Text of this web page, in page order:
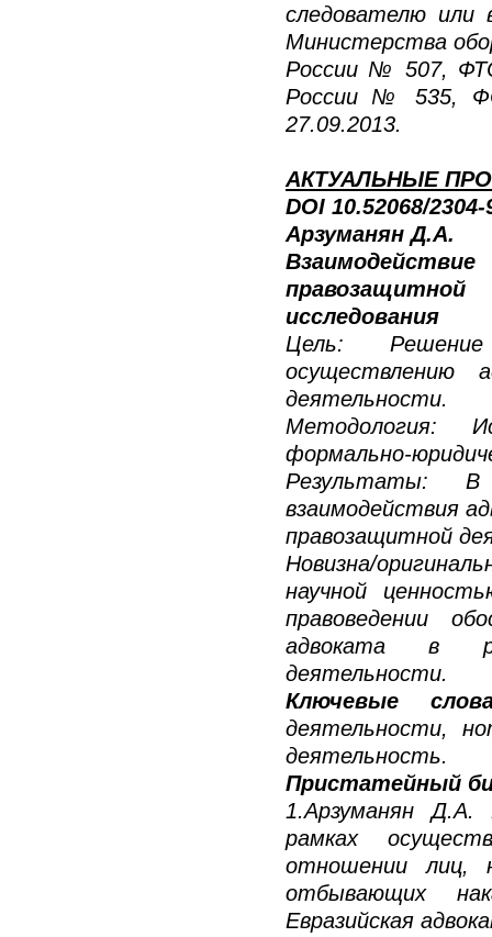
следователю
Министерства
России № 507,
России № 535,
27.09.2013.
АКТУАЛЬНЫЕ
DOI 10.52068/
Арзуманян Д.А.
исследования
Цель:
осуществлению
деятельности.
Методология:
формально-
Результаты:
взаимодействия
правозащитной
Новизна/
научной
правоведении
адвоката в
деятельности.
Ключевые
деятельности,
деятельность.
Пристатейный
1.Арзуманян Д.А.
рамках
отношении лиц,
отбывающих
Евразийская